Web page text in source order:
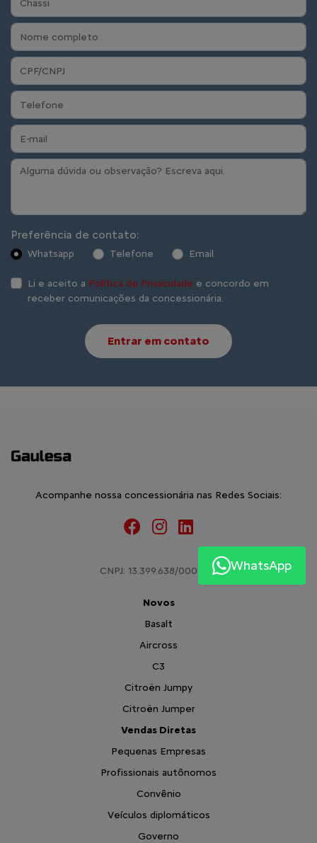
Preferência de contato:
Whatsapp Telefone Email
Li e aceito a Política de Privacidade e concordo em
receber comunicações da concessionária.
Entrar em contato
Acompanhe nossa concessionária nas Redes Sociais:
CNPJ: 13.399.638/0001-99
Novos
Basalt
Aircross
C3
Citroën Jumpy
Citroën Jumper
Vendas Diretas
Pequenas Empresas
Profissionais autônomos
Convênio
Veículos diplomáticos
Governo
WhatsApp